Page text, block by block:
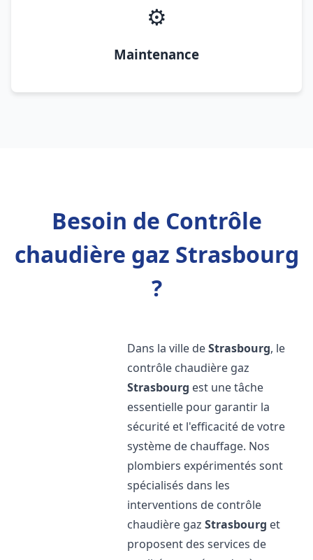
⚙️
Maintenance
Besoin de Contrôle
chaudière gaz Strasbourg
?
Dans la ville deStrasbourg, le
contrôle chaudière gaz
Strasbourg est une tâche
essentielle pour garantir la
sécurité et l'efficacité de votre
système de chauffage. Nos
plombiers expérimentés sont
spécialisés dans les
interventions de contrôle
chaudière gazStrasbourg et
proposent des services de